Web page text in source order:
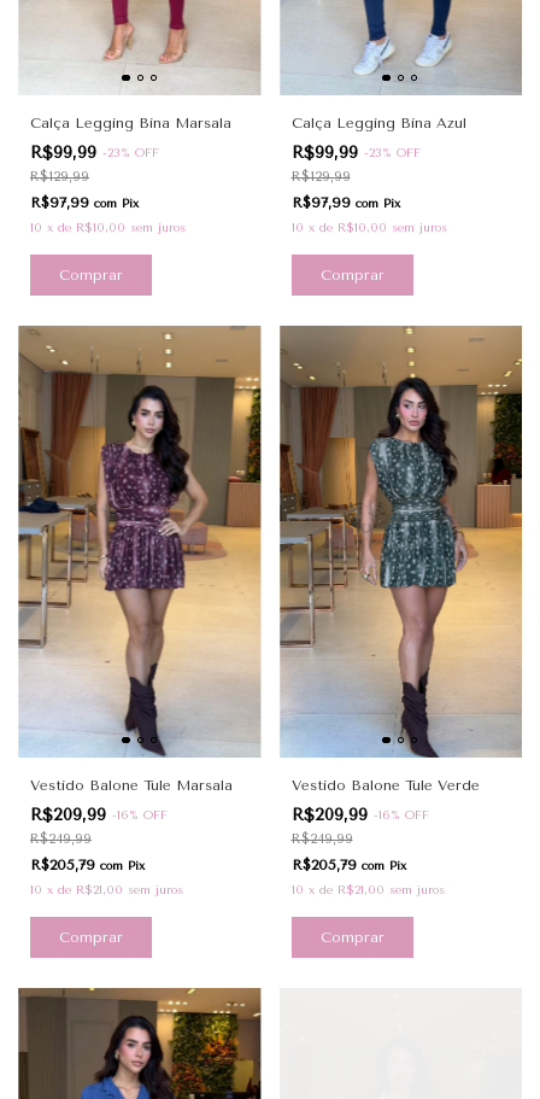
Calça Legging Bina Marsala
R$99,99 -23% OFF
R$129,99
R$97,99 com Pix
10 x de R$10,00 sem juros
Comprar
Calça Legging Bina Azul
R$99,99 -23% OFF
R$129,99
R$97,99 com Pix
10 x de R$10,00 sem juros
Comprar
Vestido Balone Tule Marsala
R$209,99 -16% OFF
R$249,99
R$205,79 com Pix
10 x de R$21,00 sem juros
Comprar
Vestido Balone Tule Verde
R$209,99 -16% OFF
R$249,99
R$205,79 com Pix
10 x de R$21,00 sem juros
Comprar